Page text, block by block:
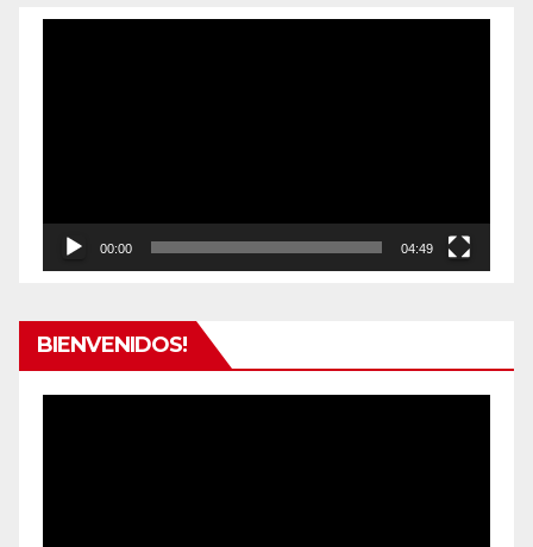
00:00 04:49
BIENVENIDOS!